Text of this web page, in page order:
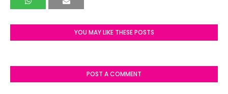
YOU MAY LIKE THESE POSTS
POST A COMMENT